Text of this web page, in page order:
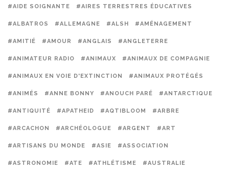
#AIDE SOIGNANTE #AIRES TERRESTRES ÉDUCATIVES
#ALBATROS #ALLEMAGNE #ALSH #AMÉNAGEMENT
#AMITIÉ #AMOUR #ANGLAIS #ANGLETERRE
#ANIMATEUR RADIO #ANIMAUX #ANIMAUX DE COMPAGNIE
#ANIMAUX EN VOIE D'EXTINCTION #ANIMAUX PROTÉGÉS
#ANIMÉS #ANNE BONNY #ANOUCH PARÉ #ANTARCTIQUE
#ANTIQUITÉ #APATHEID #AQTIBLOOM #ARBRE
#ARCACHON #ARCHÉOLOGUE #ARGENT #ART
#ARTISANS DU MONDE #ASIE #ASSOCIATION
#ASTRONOMIE #ATE #ATHLÉTISME #AUSTRALIE